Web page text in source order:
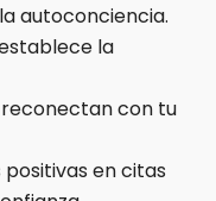
autoconciencia.
la
reconectan con tu
positivas en citas